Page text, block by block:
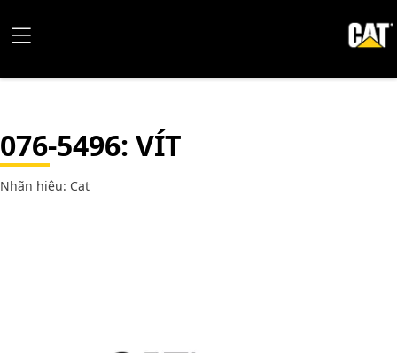
076-5496: VÍT
Nhãn hiệu: Cat